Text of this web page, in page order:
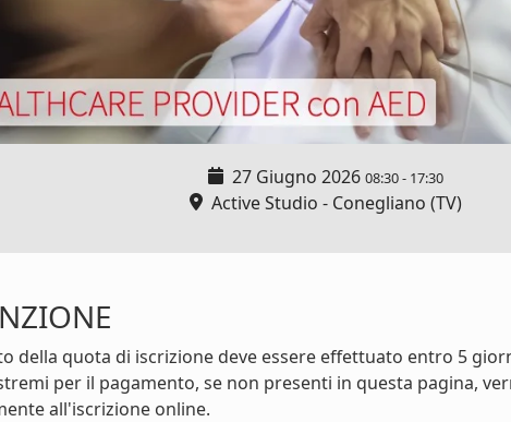
27 Giugno 2026 08:30- 17:30
Active Studio - Conegliano (TV)
della quota di iscrizione deve essere effettuato entro 5
per il pagamento, se non presenti in questa pagina,
all'iscrizione online.